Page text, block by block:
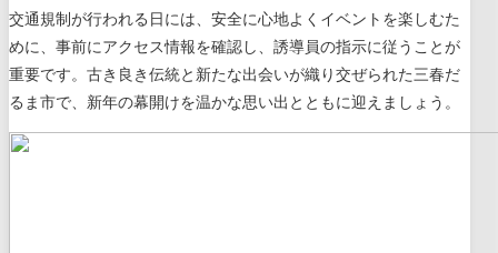
交通規制が行われる日には、安全に心地よくイベントを楽しむた
めに、事前にアクセス情報を確認し、誘導員の指示に従うことが
重要です。古き良き伝統と新たな出会いが織り交ぜられた三春だ
るま市で、新年の幕開けを温かな思い出とともに迎えましょう。